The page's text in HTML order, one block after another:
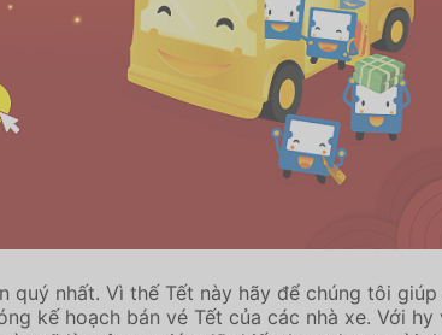
quý nhất. Vì thế Tết này hãy để chúng tôi
kế hoạch bán vé Tết của các nhà xe. Với